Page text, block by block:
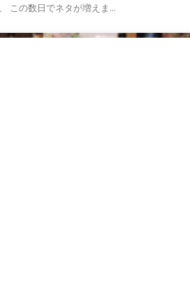
この数日でネタが増えま...